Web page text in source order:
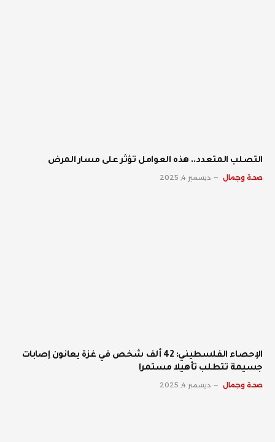
‫التصلب المتعدد.. هذه العوامل تؤثر على مسار المرض
صحة وجمال ديسمبر 4, 2025
الإحصاء الفلسطيني: 42 ألف شخص في غزة يعانون إصابات
جسيمة تتطلب تأهيلا مستمرا
صحة وجمال ديسمبر 4, 2025